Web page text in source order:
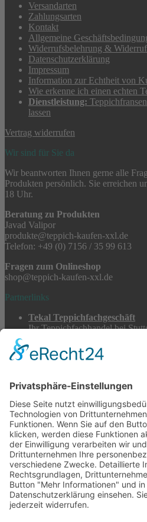
Versandarten
Zahlungsarten
Kontakt
Allgemeine
Widerrufsbelehrung &
Datenschutzerklärung
Impressum
Information zur Echtheit von
Wie erkenne ich einen echten
Dienstleistung:
lassen
Vertrag widerrufen
Wir sind für Sie da
Wir beantworten Ihnen gerne alle
Produkten persönlich. Sie erreichen
18 Uhr.
Beratung zu Produkten
Javad Valipor
produkte@teppich-kaufen-xxl.de
Telefon: +49 (0) 7156 / 35 99 613
Fragen zum Onlineshop
shop@teppich-kaufen-xxl.de
Partnerlinks
Tekal Teppichfachgeschäft
Ihr Teppichfachhandel bei
Teppichwäsche & -reparatur
Stadtmühle Waldenbuch
Feuerwerk XXL
Pyrotechnik online bestellen
© 2017-2026 · Tekal – Textile
Charakter – Exklusive moderne
Orientteppiche
Alle Preise inkl. der gesetzlichen MwSt. ·
entsprechen, sofern nicht anders
unserem Shop.
Cookie-Einstellungen